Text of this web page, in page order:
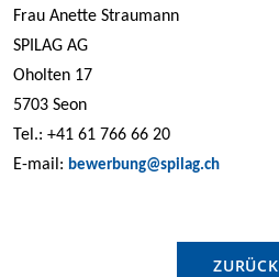
Frau Anette Straumann
SPILAG AG
Oholten 17
5703 Seon
Tel.: +41 61 766 66 20
E-mail: bewerbung@spilag.ch
ZURÜCK